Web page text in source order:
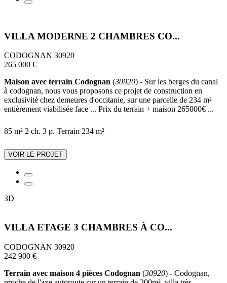
VILLA MODERNE 2 CHAMBRES CO...
CODOGNAN 30920
265 000 €
Maison avec terrain Codognan (30920) - Sur les berges du canal
à codognan, nous vous proposons ce projet de construction en
exclusivité chez demeures d'occitanie, sur une parcelle de 234 m²
entièrement viabilisée face ... Prix du terrain + maison 265000€ ...
85 m² 2 ch. 3 p. Terrain 234 m²
VOIR LE PROJET
3D
VILLA ETAGE 3 CHAMBRES À CO...
CODOGNAN 30920
242 900 €
Terrain avec maison 4 pièces Codognan (30920) - Codognan,